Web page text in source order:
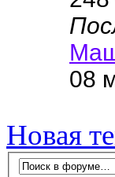
08
Новая